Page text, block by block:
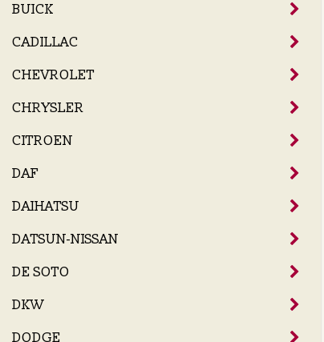
BUICK
CADILLAC
CHEVROLET
CHRYSLER
CITROEN
DAF
DAIHATSU
DATSUN-NISSAN
DE SOTO
DKW
DODGE